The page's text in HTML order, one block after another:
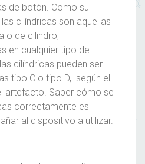
de botón. Como su
cilíndricas son aquellas
o de cilindro,
en cualquier tipo de
cilíndricas pueden ser
tipo C o tipo D, según el
artefacto. Saber cómo se
correctamente es
al dispositivo a utilizar.